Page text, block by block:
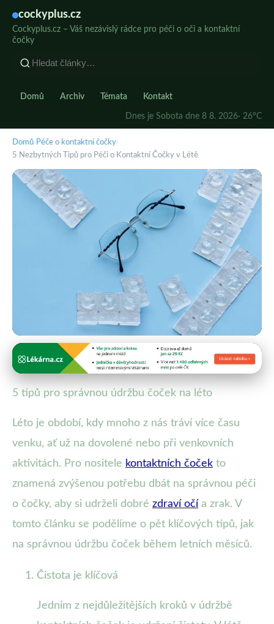
cockyplus.cz
Cockyplus.cz – Váš nezávislý rádce pro péči o oči a kontaktní
čočky
Domů Archiv Témata Kontakt
Dnes je Sobota dne 8 8. 2026· 26°C
Domů› Péče o kontaktní čočky›
5 Nezbytných Tipů pro Péči o Kontaktní Čočky v Létě
Péče o kontaktní čočky
5 Nezbytných Tipů pro Péči o
5 tipů pro správnou údržbu čoček na léto
Léto je období, kdy mnoho z nás tráví více času
venku, ať už na dovolené nebo při venkovních
aktivitách. Pro nositele kontaktních čoček to
znamená zvýšenou potřebu dbát na správnou péči
o čočky, aby si udrželi dobré zdraví očí a zrak. V
tomto článku se podělíme o pět klíčových tipů, jak
na správnou údržbu čoček během letních měsíců.
Čistota je klíčová
Jedním z nejdůležitějších kroků v údržbě